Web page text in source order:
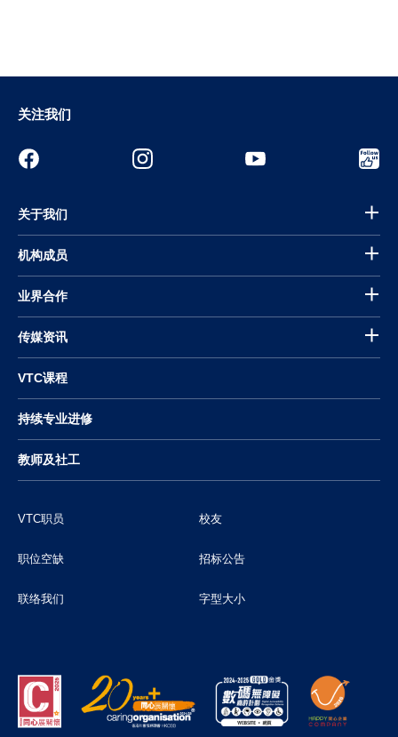
关注我们
关于我们
机构成员
业界合作
传媒资讯
VTC课程
持续专业进修
教师及社工
VTC职员 校友
职位空缺 招标公告
联络我们 字型大小